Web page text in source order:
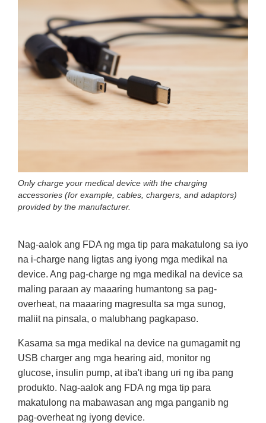
Only charge your medical device with the charging
accessories (for example, cables, chargers, and adaptors)
provided by the manufacturer.
Nag-aalok ang FDA ng mga tip para makatulong sa iyo
na i-charge nang ligtas ang iyong mga medikal na
device. Ang pag-charge ng mga medikal na device sa
maling paraan ay maaaring humantong sa pag-
overheat, na maaaring magresulta sa mga sunog,
maliit na pinsala, o malubhang pagkapaso.
Kasama sa mga medikal na device na gumagamit ng
USB charger ang mga hearing aid, monitor ng
glucose, insulin pump, at iba't ibang uri ng iba pang
produkto. Nag-aalok ang FDA ng mga tip para
makatulong na mabawasan ang mga panganib ng
pag-overheat ng iyong device.